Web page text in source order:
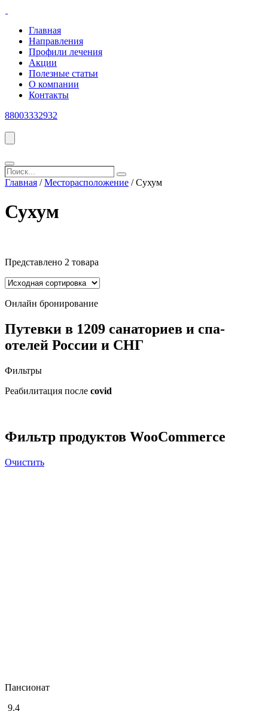
Главная
Направления
Профили лечения
Акции
Полезные статьи
О компании
Контакты
88003332932
Поиск...
Search
Главная /Месторасположение / Сухум
Сухум
Представлено 2 товара
Онлайн бронирование
Путевки в 1209 санаториев и спа-
отелей России и СНГ
Фильтры
Реабилитация после covid
Фильтр продуктов WooCommerce
Очистить
Пансионат
9.4